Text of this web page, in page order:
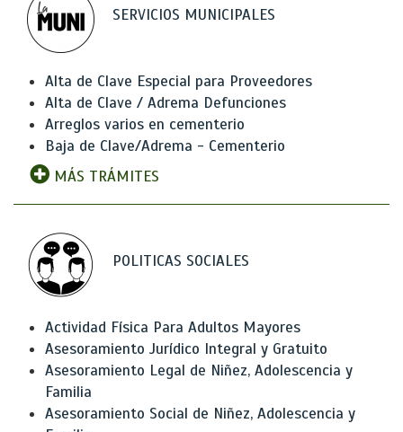
SERVICIOS MUNICIPALES
Alta de Clave Especial para Proveedores
Alta de Clave / Adrema Defunciones
Arreglos varios en cementerio
Baja de Clave/Adrema - Cementerio
MÁS TRÁMITES
POLITICAS SOCIALES
Actividad Física Para Adultos Mayores
Asesoramiento Jurídico Integral y Gratuito
Asesoramiento Legal de Niñez, Adolescencia y
Familia
Asesoramiento Social de Niñez, Adolescencia y